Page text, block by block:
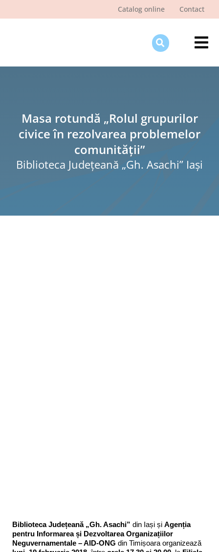
Catalog online Contact
Masa rotundă „Rolul grupurilor
civice în rezolvarea problemelor
comunității”
Biblioteca Judeţeană „Gh. Asachi” Iaşi
Biblioteca Județeană „Gh. Asachi” din Iași și Agenția
pentru Informarea și Dezvoltarea Organizațiilor
Neguvernamentale – AID-ONG din Timișoara organizează